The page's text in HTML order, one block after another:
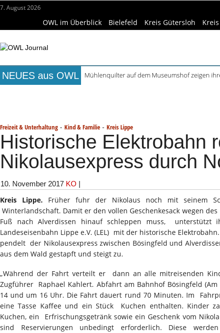
7. August 2026
OWL im Überblick Bielefeld Kreis Gütersloh
NEUES aus OWL
Mühlenquilter auf dem Museumshof zeigen
Freizeit & Unterhaltung - Kind & Familie - Kreis Lippe
Historische Elektrobahn
Nikolausexpress durch
10. November 2017 KO |
Kreis Lippe. Früher fuhr der Nikolaus noch mit seinem
Winterlandschaft. Damit er den vollen Geschenkesack wegen
Fuß nach Alverdissen hinauf schleppen muss, unterstützt
Landeseisenbahn Lippe e.V. (LEL) mit der historische
pendelt der Nikolausexpress zwischen Bösingfeld und
aus dem Wald gestapft und steigt zu.
„Während der Fahrt verteilt er dann an alle mitreisenden
Zugführer Raphael Kahlert. Abfahrt am Bahnhof Bösingfeld
14 und um 16 Uhr. Die Fahrt dauert rund 70 Minuten. Im
eine Tasse Kaffee und ein Stück Kuchen enthalten. Kinder
Kuchen, ein Erfrischungsgetränk sowie ein Geschenk vom
sind Reservierungen unbedingt erforderlich. Diese